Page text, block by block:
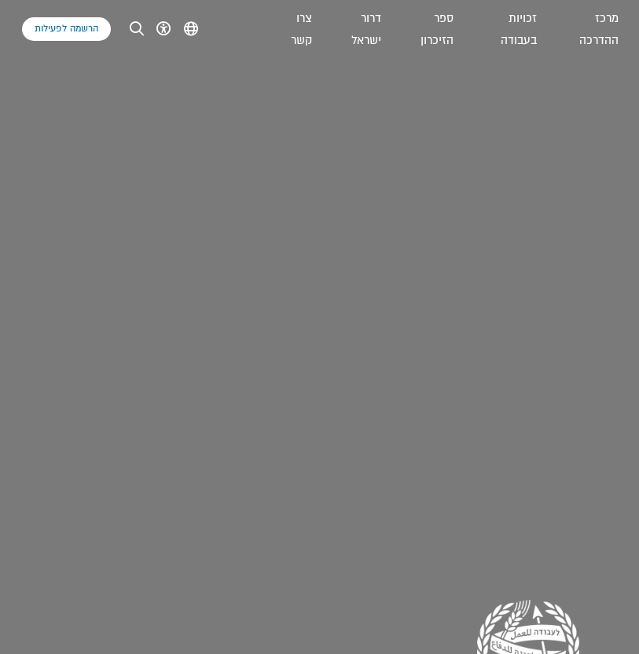
מרכז
ההדרכה
זכויות
בעבודה
ספר
הזיכרון
דרור
ישראל
צרו
קשר
הרשמה לפעילות